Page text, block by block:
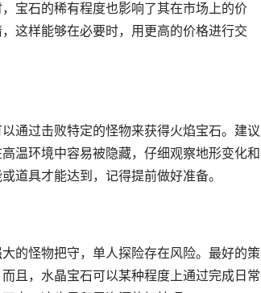
宝石的稀有程度也影响了其在市场上的价
这样能够在必要时，用更高的价格进行交
通过击败特定的怪物来获得火焰宝石。建议
温环境中容易被隐藏，仔细观察地形变化和
道具才能达到，记得提前做好准备。
的怪物把守，单人探险存在风险。最好的策
且，水晶宝石可以某种程度上通过完成日常